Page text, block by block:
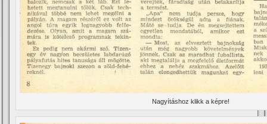
Nagyí­táshoz klikk a képre!